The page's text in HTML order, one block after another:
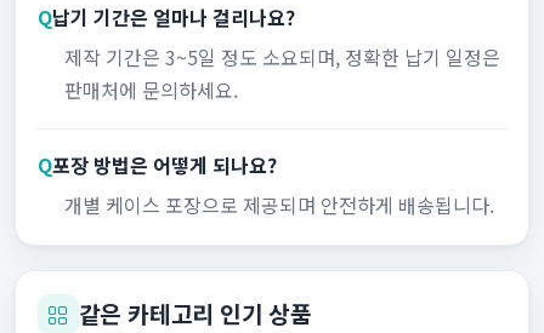
Q납기 기간은 얼마나 걸리나요?
제작 기간은 3~5일 정도 소요되며, 정확한 납기 일정은
판매처에 문의하세요.
Q포장 방법은 어떻게 되나요?
개별 케이스 포장으로 제공되며 안전하게 배송됩니다.
같은 카테고리 인기 상품